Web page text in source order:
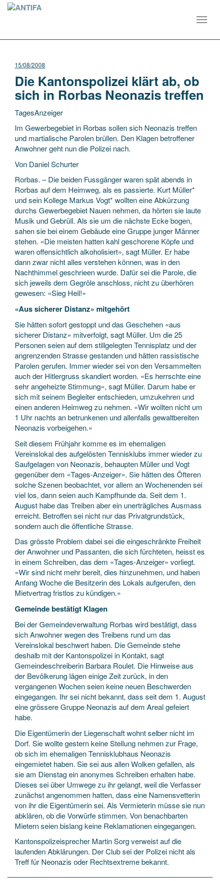
15/08/2008
Die Kantonspolizei klärt ab, ob
sich in Rorbas Neonazis treffen
TagesAnzeiger
Im Gewerbegebiet in Rorbas sollen sich Neonazis treffen
und martialische Parolen brüllen. Den Klagen betroffener
Anwohner geht nun die Polizei nach.
Von Daniel Schurter
Rorbas. – Die beiden Fussgänger waren spät abends in
Rorbas auf dem Heimweg, als es passierte. Kurt Müller*
und sein Kollege Markus Vogt* wollten eine Abkürzung
durchs Gewerbegebiet Nauen nehmen, da hörten sie laute
Musik und Gebrüll. Als sie um die nächste Ecke bogen,
sahen sie bei einem Gebäude eine Gruppe junger Männer
stehen. «Die meisten hatten kahl geschorene Köpfe und
waren offensichtlich alkoholisiert», sagt Müller. Er habe
dann zwar nicht alles verstehen können, was in den
Nachthimmel geschrieen wurde. Dafür sei die Parole, die
sich jeweils dem Gegröle anschloss, nicht zu überhören
gewesen: «Sieg Heil!»
«Aus sicherer Distanz» mitgehört
Sie hätten sofort gestoppt und das Geschehen «aus
sicherer Distanz» mitverfolgt, sagt Müller. Um die 25
Personen seien auf dem stillgelegten Tennisplatz und der
angrenzenden Strasse gestanden und hätten rassistische
Parolen gerufen. Immer wieder sei von den Versammelten
auch der Hitlergruss skandiert worden. «Es herrschte eine
sehr angeheizte Stimmung», sagt Müller. Darum habe er
sich mit seinem Begleiter entschieden, umzukehren und
einen anderen Heimweg zu nehmen. «Wir wollten nicht um
1 Uhr nachts an betrunkenen und allenfalls gewaltbereiten
Neonazis vorbeigehen.»
Seit diesem Frühjahr komme es im ehemaligen
Vereinslokal des aufgelösten Tennisklubs immer wieder zu
Saufgelagen von Neonazis, behaupten Müller und Vogt
gegenüber dem «Tages-Anzeiger». Sie hätten des Öfteren
solche Szenen beobachtet, vor allem an Wochenenden sei
viel los, dann seien auch Kampfhunde da. Seit dem 1.
August habe das Treiben aber ein unerträgliches Ausmass
erreicht. Betroffen sei nicht nur das Privatgrundstück,
sondern auch die öffentliche Strasse.
Das grösste Problem dabei sei die eingeschränkte Freiheit
der Anwohner und Passanten, die sich fürchteten, heisst es
in einem Schreiben, das dem «Tages-Anzeiger» vorliegt.
«Wir sind nicht mehr bereit, dies hinzunehmen, und haben
Anfang Woche die Besitzerin des Lokals aufgerufen, den
Mietvertrag fristlos zu kündigen.»
Gemeinde bestätigt Klagen
Bei der Gemeindeverwaltung Rorbas wird bestätigt, dass
sich Anwohner wegen des Treibens rund um das
Vereinslokal beschwert haben. Die Gemeinde stehe
deshalb mit der Kantonspolizei in Kontakt, sagt
Gemeindeschreiberin Barbara Roulet. Die Hinweise aus
der Bevölkerung lägen einige Zeit zurück, in den
vergangenen Wochen seien keine neuen Beschwerden
eingegangen. Ihr sei nicht bekannt, dass seit dem 1. August
eine grössere Gruppe Neonazis auf dem Areal gefeiert
habe.
Die Eigentümerin der Liegenschaft wohnt selber nicht im
Dorf. Sie wollte gestern keine Stellung nehmen zur Frage,
ob sich im ehemaligen Tennisklubhaus Neonazis
eingemietet haben. Sie sei aus allen Wolken gefallen, als
sie am Dienstag ein anonymes Schreiben erhalten habe.
Dieses sei über Umwege zu ihr gelangt, weil die Verfasser
zunächst angenommen hatten, dass eine Namensvetterin
von ihr die Eigentümerin sei. Als Vermieterin müsse sie nun
abklären, ob die Vorwürfe stimmen. Von benachbarten
Mietern seien bislang keine Reklamationen eingegangen.
Kantonspolizeisprecher Martin Sorg verweist auf die
laufenden Abklärungen. Der Club sei der Polizei nicht als
Treff für Neonazis oder Rechtsextreme bekannt.